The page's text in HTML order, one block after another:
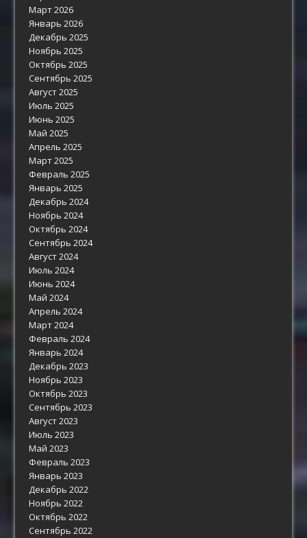
Март 2026
Январь 2026
Декабрь 2025
Ноябрь 2025
Октябрь 2025
Сентябрь 2025
Август 2025
Июль 2025
Июнь 2025
Май 2025
Апрель 2025
Март 2025
Февраль 2025
Январь 2025
Декабрь 2024
Ноябрь 2024
Октябрь 2024
Сентябрь 2024
Август 2024
Июль 2024
Июнь 2024
Май 2024
Апрель 2024
Март 2024
Февраль 2024
Январь 2024
Декабрь 2023
Ноябрь 2023
Октябрь 2023
Сентябрь 2023
Август 2023
Июль 2023
Май 2023
Февраль 2023
Январь 2023
Декабрь 2022
Ноябрь 2022
Октябрь 2022
Сентябрь 2022